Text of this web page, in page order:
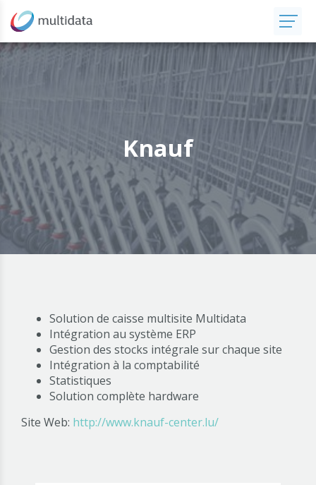
Knauf
Solution de caisse multisite Multidata
Intégration au système ERP
Gestion des stocks intégrale sur chaque site
Intégration à la comptabilité
Statistiques
Solution complète hardware
Site Web: http://www.knauf-center.lu/